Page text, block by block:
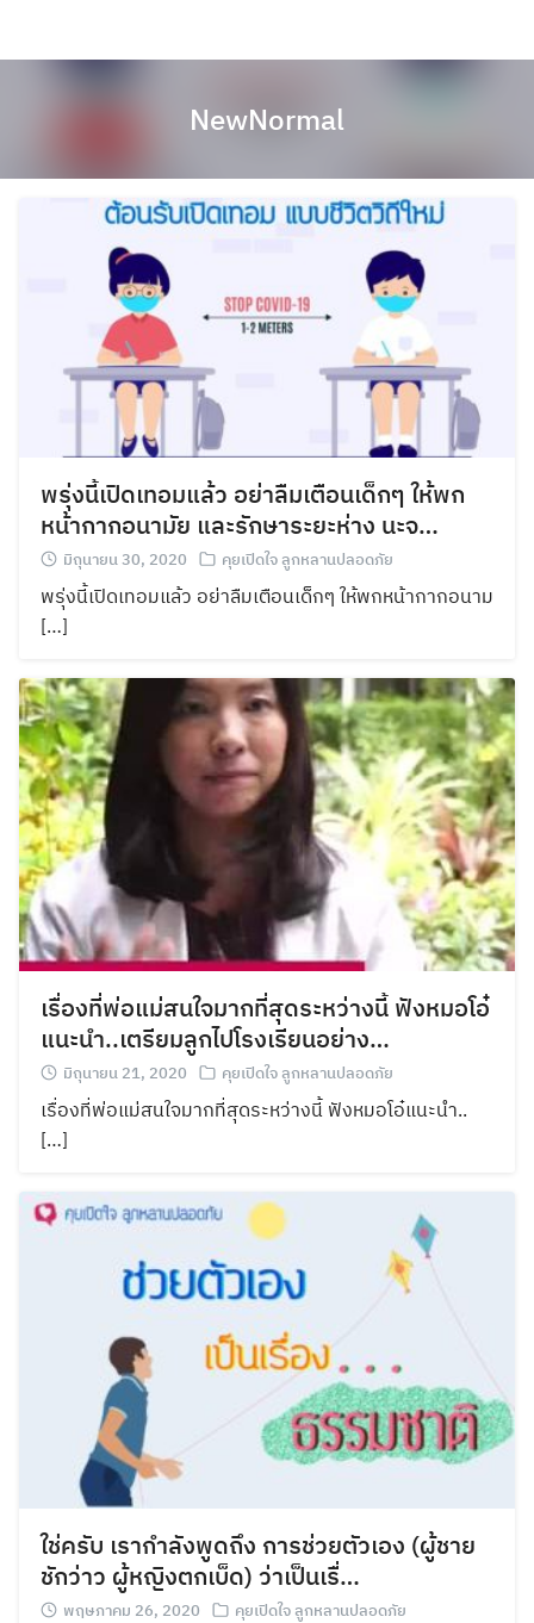
NewNormal
พรุ่งนี้เปิดเทอมแล้ว อย่าลืมเตือนเด็กๆ ให้พก
หน้ากากอนามัย และรักษาระยะห่าง นะจ…
มิถุนายน 30, 2020 คุยเปิดใจ ลูกหลานปลอดภัย
พรุ่งนี้เปิดเทอมแล้ว อย่าลืมเตือนเด็กๆ ให้พกหน้ากากอนาม
[…]
เรื่องที่พ่อแม่สนใจมากที่สุดระหว่างนี้ ฟังหมอโอ๋
แนะนำ..เตรียมลูกไปโรงเรียนอย่าง…
มิถุนายน 21, 2020 คุยเปิดใจ ลูกหลานปลอดภัย
เรื่องที่พ่อแม่สนใจมากที่สุดระหว่างนี้ ฟังหมอโอ๋แนะนำ..
[…]
ใช่ครับ เรากำลังพูดถึง การช่วยตัวเอง (ผู้ชาย
ชักว่าว ผู้หญิงตกเบ็ด) ว่าเป็นเรื่…
พฤษภาคม 26, 2020 คุยเปิดใจ ลูกหลานปลอดภัย